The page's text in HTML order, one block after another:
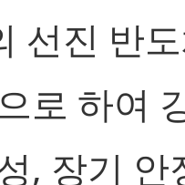
선진 반
로 하여
, 장기 안